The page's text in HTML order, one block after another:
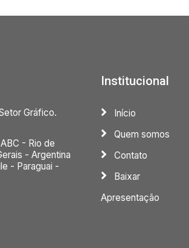
Gráfico.
- Rio de
- Argentina
- Paraguai -
Institucional
Início
Quem somos
Contato
Baixar
Apresentação